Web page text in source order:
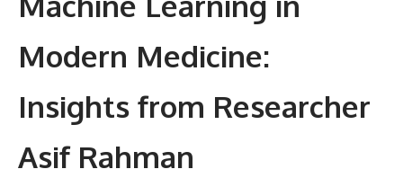
Modern Medicine:
Insights from Researcher
Asif Rahman